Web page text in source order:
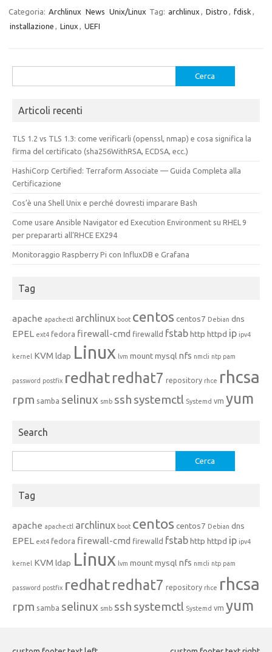
Categoria: Archlinux News Unix/Linux Tag: archlinux , Distro , fdisk ,
installazione , Linux , UEFI
per:
Articoli recenti
TLS 1.2 vs TLS 1.3: come verificarli (openssl, nmap) e cosa significa la
firma del certificato (sha256WithRSA, ECDSA, ecc.)
HashiCorp Certified: Terraform Associate — Guida Completa alla
Certificazione
Cos’è una Shell Unix e perché dovresti imparare Bash
Come usare Ansible Navigator ed Execution Environment su RHEL 9
per prepararti all’RHCE EX294
Monitoraggio Raspberry Pi con InfluxDB e Grafana
Tag
apache apachectl archlinux boot centoscentos7 Debian dns
EPEL ext4 fedora firewall-cmd firewalld fstabhttp httpd ip ipv4
kernel KVM ldap Linux lvm mountmysql nfs nmcli ntp pam
password postfix redhatredhat7 repository rhce rhcsa
rpm samba selinux smb ssh systemctl Systemd vm yum
Search
per:
Tag
apache apachectl archlinux boot centoscentos7 Debian dns
EPEL ext4 fedora firewall-cmd firewalld fstabhttp httpd ip ipv4
kernel KVM ldap Linux lvm mountmysql nfs nmcli ntp pam
password postfix redhatredhat7 repository rhce rhcsa
rpm samba selinux smb ssh systemctl Systemd vm yum